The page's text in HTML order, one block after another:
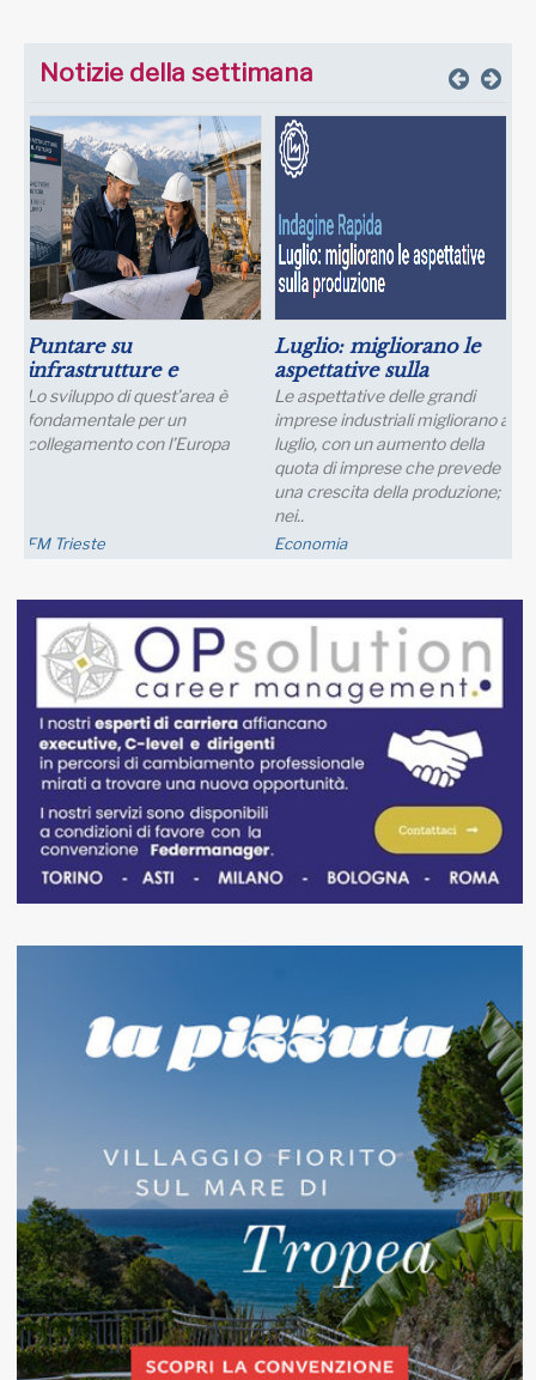
Notizie della settimana
Puntare su
infrastrutture e
manager per il futuro
dell’industria del nord
Italia
Lo sviluppo di quest’area è
fondamentale per un
collegamento con l’Europa
FM Trieste
Luglio: migliorano le
aspettative sulla
produzione
Le aspettative delle grandi
imprese industriali migliorano a
luglio, con un aumento della
quota di imprese che prevede
una crescita della produzione;
nei..
Economia